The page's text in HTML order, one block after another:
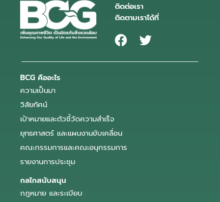
ติดต่อเรา
ติดตามเราได้ที่
BCG คืออะไร
ความเป็นมา
วิสัยทัศน์
เป้าหมายและตัวชี้วัดความสำเร็จ
ยุทธศาสตร์ และแผนงานขับเคลื่อน
คณะกรรมการและคณะอนุกรรมการ
รายงานการประชุม
กลไกสนับสนุน
กฎหมาย และระเบียบ